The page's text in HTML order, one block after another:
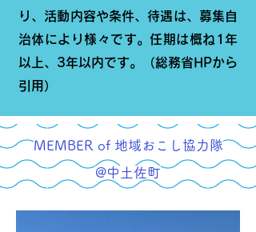
り、活動内容や条件、待遇は、募集自
治体により様々です。任期は概ね1年
以上、3年以内です。（総務省HPから
引用）
MEMBER of 地域おこし協力隊
@中土佐町